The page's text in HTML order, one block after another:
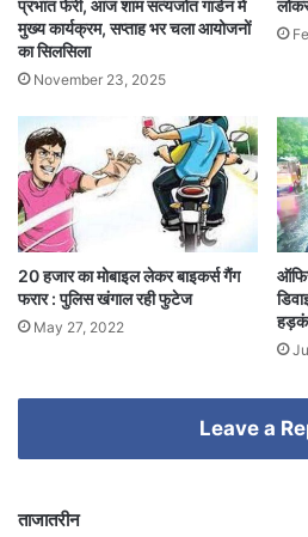
प्रभात फेरी, आज शाम सत्यजोत गार्डन में
मुख्य कार्यक्रम, सप्ताह भर चला आयोजनों
का सिलसिला
November 23, 2025
20 हजार का मोबाइल लेकर बाइकर्स गैंग
फरार : पुलिस खंगाल रही फुटेज
May 27, 2022
Leave a
ताजातरीन